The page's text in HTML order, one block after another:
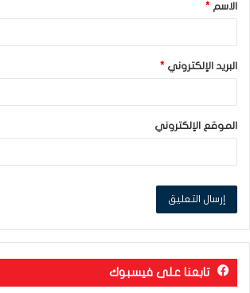
*الاسم *
البريد الإلكتروني *
الموقع الإلكتروني
تابعنا على فيسبوك